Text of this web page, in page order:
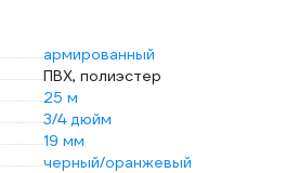
армированный
ПВХ, полиэстер
25 м
3/4 дюйм
19 мм
черный/оранжевый